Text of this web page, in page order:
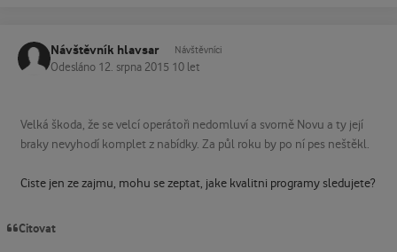
Návštěvník hlavsar Návštěvníci
Odesláno 12. srpna 2015 10 let
Velká škoda, že se velcí operátoři nedomluví a svorně Novu a ty její
braky nevyhodí komplet z nabídky. Za půl roku by po ní pes neštěkl.
Ciste jen ze zajmu, mohu se zeptat, jake kvalitni programy sledujete?
Citovat